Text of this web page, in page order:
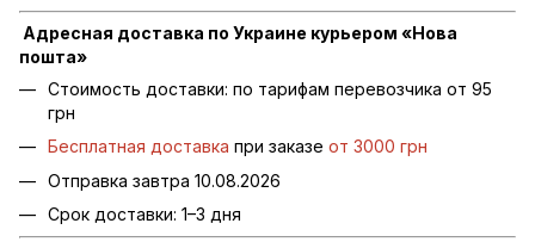
Адресная доставка по Украине курьером «Нова
пошта»
Стоимость доставки: по тарифам перевозчика от 95
грн
Бесплатная доставка при заказе от 3000 грн
Отправка завтра 10.08.2026
Срок доставки: 1–3 дня